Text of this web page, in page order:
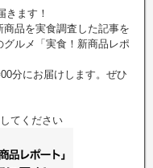
きます！
品を実食調査した記事を
ルメ「実食！新商品レポ
分にお届けします。ぜひ
てください